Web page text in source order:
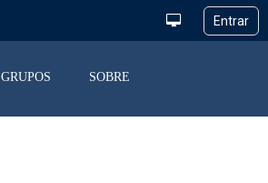
GRUPOS SOBRE